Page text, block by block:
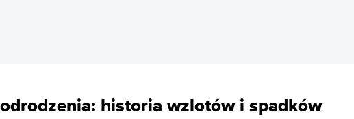
historia wzlotów i spadków